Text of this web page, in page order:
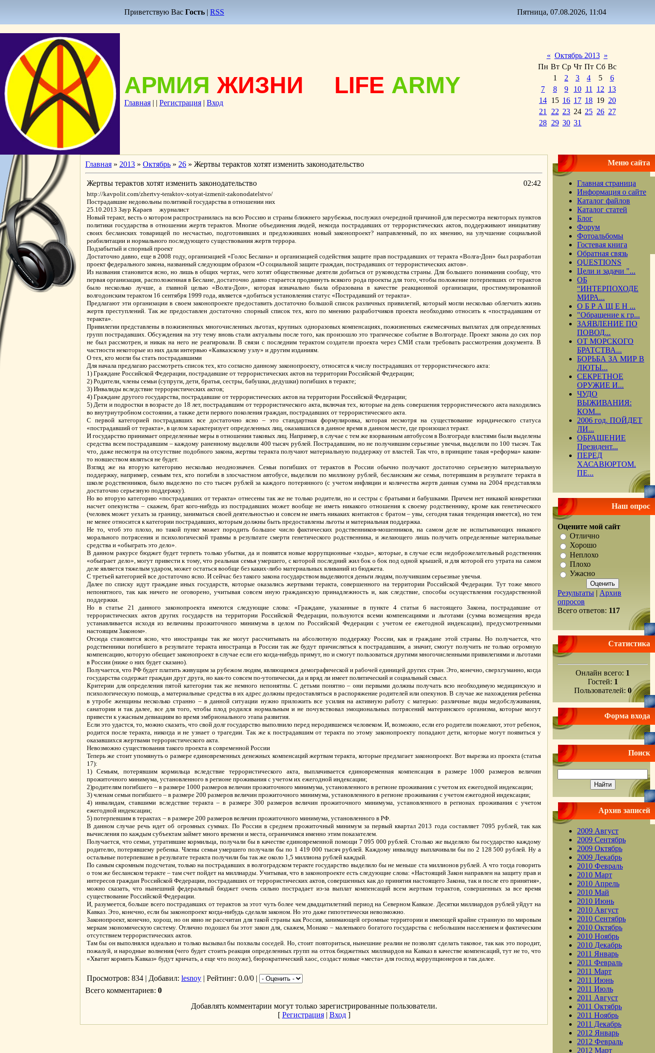
Приветствую Вас Гость | RSS Пятница, 07.08.2026, 11:04
АРМИЯ ЖИЗНИ LIFE ARMY
Главная | | Регистрация | Вход
« Октябрь 2013 »
Пн Вт Ср Чт Пт Сб Вс
1
2 3 4 5
6
7
8 9 10 11 12 13
14 15 16 17 18 19 20
21
22 23 24 25 26 27
28 29 30 31
Главная » 2013 » Октябрь » 26 » Жертвы терактов хотят изменить законодательство
Жертвы терактов хотят изменить законодательство 02:42
http://kavpolit.com/zhertvy-teraktov-xotyat-izmenit-zakonodatelstvo/
Пострадавшие недовольны политикой государства в отношении них
25.10.2013 Заур Караев журналист
Новый теракт, весть о котором распространилась на всю Россию и страны ближнего зарубежья, послужил очередной причиной для пересмотра некоторых пунктов
политики государства в отношении жертв терактов. Многие объединения людей, некогда пострадавших от террористических актов, поддерживают инициативу
своих бесланских товарищей по несчастью, подготовивших и предложивших новый законопроект? направленный, по их мнению, на улучшение социальной
реабилитации и нормального последующего существования жертв террора.
Подзабытый и спорный проект
Достаточно давно, еще в 2008 году, организацией «Голос Беслана» и организацией содействия защите прав пострадавших от теракта «Волга-Дон» был разработан
проект федерального закона, названный следующим образом «О социальной защите граждан, пострадавших от террористических актов».
Из названия становится ясно, но лишь в общих чертах, чего хотят общественные деятели добиться от руководства страны. Для большего понимания сообщу, что
первая организация, расположенная в Беслане, достаточно давно старается продвинуть всякого рода проекты для того, чтобы положение потерпевших от терактов
было несколько лучше, а главной целью «Волга-Дон», которая изначально была образована в качестве реакционной организации, простимулированной
волгодонским терактом 16 сентября 1999 года, является «добиться установления статус «Пострадавший от теракта».
Предлагают эти организации в своем законопроекте предоставить достаточно большой список различных привилегий, который могли несколько облегчить жизнь
жертв преступлений. Так же предоставлен достаточно спорный список тех, кого по мнению разработчиков проекта необходимо относить к «пострадавшим от
теракта».
Привилегии представлены в пожизненных многочисленных льготах, крупных одноразовых компенсациях, пожизненных ежемесячных выплатах для определенных
групп пострадавших. Обсуждения на эту тему вновь стали актуальны после того, как произошло это трагическое событие в Волгограде. Проект закона до сих пор
не был рассмотрен, и никак на него не реагировали. В связи с последним терактом создатели проекта через СМИ стали требовать рассмотрения документа. В
частности некоторые из них дали интервью «Кавказскому узлу» и другим изданиям.
О тех, кто могли бы стать пострадавшими
Для начала предлагаю рассмотреть список тех, кто согласно данному законопроекту, относятся к числу пострадавших от террористического акта:
1) Граждане Российской Федерации, пострадавшие от террористических актов на территории Российской Федерации;
2) Родители, члены семьи (супруги, дети, братья, сестры, бабушки, дедушки) погибших в теракте;
3) Инвалиды вследствие террористических актов;
4) Граждане другого государства, пострадавшие от террористических актов на территории Российской Федерации;
5) Дети и подростки в возрасте до 18 лет, пострадавшим от террористического акта, включая тех, которые на день совершения террористического акта находились
во внутриутробном состоянии, а также дети первого поколения граждан, пострадавших от террористического акта.
С первой категорией пострадавших все достаточно ясно – это стандартная формулировка, которая несмотря на существование юридического статуса
«пострадавший от теракта», в целом характеризует определенных лиц, оказавшихся в данное время в данном месте, где произошел теракт.
И государство принимает определенные меры в отношении таковых лиц. Например, в случае с тем же взорванным автобусом в Волгограде властями были выделены
средства всем пострадавшим – каждому раненному выделили 400 тысяч рублей. Пострадавшим, но не получившим серьезные увечья, выделили по 100 тысяч. Так
что, даже несмотря на отсутствие подобного закона, жертвы теракта получают материальную поддержку от властей. Так что, в принципе такая «реформа» каким-
то новшеством являться не будет.
Взгляд же на вторую категорию несколько неоднозначен. Семьи погибших от терактов в России обычно получают достаточно серьезную материальную
поддержку, например, семьям тех, кто погибли в злосчастном автобусе, выделили по миллиону рублей, бесланским же семья, потерявшим в результате теракта в
школе родственников, было выделено по сто тысяч рублей за каждого потерянного (с учетом инфляции и количества жертв данная сумма на 2004 представляла
достаточно серьезную поддержку).
Но во вторую категорию «пострадавших от теракта» отнесены так же не только родители, но и сестры с братьями и бабушками. Причем нет никакой конкретики
насчет опекунства – скажем, брат кого-нибудь из пострадавших может вообще не иметь никакого отношения к своему родственнику, кроме как генетического
(человек может уехать за границу, заниматься своей деятельностью и совсем не иметь никаких контактов с братом – увы, сегодня такая тенденция имеется), но тем
не менее относится к категории пострадавших, которым должны быть предоставлены льготы и материальная поддержка.
Не то, чтоб это плохо, но такой пункт может породить большое число фактических родственников-мошенников, на самом деле не испытывающих никакого
морального потрясения и психологической травмы в результате смерти генетического родственника, и желающего лишь получить определенные материальные
средства и «обыграть это дело».
В данном ракурсе бюджет будет терпеть только убытки, да и появятся новые коррупционные «ходы», которые, в случае если недоброжелательный родственник
«обыграет дело», могут привести к тому, что реальная семья умершего, с которой последний жил бок о бок под одной крышей, и для которой его утрата на самом
деле является тяжелым ударом, может остаться вообще без каких-либо материальных вливаний из бюджета.
С третьей категорией все достаточно ясно. И сейчас без такого закона государством выделяются деньги людям, получившим серьезные увечья.
Далее по списку идут граждане иных государств, которые оказались жертвами теракта, совершенного на территории Российской Федерации. Тут тоже много
непонятного, так как ничего не оговорено, учитывая совсем иную гражданскую принадлежность и, как следствие, способы осуществления государственной
поддержки.
Но в статье 21 данного законопроекта имеются следующие слова: «Граждане, указанные в пункте 4 статьи 6 настоящего Закона, пострадавшие от
террористических актов других государств на территории Российской Федерации, пользуются всеми компенсациями и льготами (сумма возмещения вреда
устанавливается исходя из величины прожиточного минимума в целом по Российской Федерации с учетом ее ежегодной индексации), предусмотренными
настоящим Законом».
Отсюда становится ясно, что иностранцы так же могут рассчитывать на абсолютную поддержку России, как и граждане этой страны. Но получается, что
родственники погибшего в результате теракта иностранца в России так же будут причисляться к пострадавшим, а значит, смогут получить не только огромную
компенсацию, которую обещает законопроект в случае если его когда-нибудь примут, но и смогут пользоваться другими многочисленными привилегиями и льготами
в России (ниже о них будет сказано).
Получается, что РФ будет платить живущим за рубежом людям, являющимся демографической и рабочей единицей других стран. Это, конечно, сверхгуманно, когда
государства содержат граждан друг друга, но как-то совсем по-утопически, да и вряд ли имеет политический и социальный смысл.
Критерии для определения пятой категории так же немного непонятны. С детьми понятно – они первыми должны получать всю необходимую медицинскую и
психологическую помощь, а материальные средства в их адрес должны предоставляться в распоряжение родителей или опекунов. В случае же нахождения ребенка
в утробе женщины несколько странно – в данной ситуации нужно приложить все усилия на активную работу с матерью: различные виды медобслуживания,
санатории и так далее, все для того, чтобы плод родился нормальным и не почувствовал эмоциональных потрясений материнского организма, которые могут
привести к ужасным девиациям во время эмбрионального этапа развития.
Если это удастся, то, можно сказать, что свой долг государство выполнило перед неродившемся человеком. И, возможно, если его родители пожелают, этот ребенок,
родится после теракта, никогда и не узнает о трагедии. Так же к пострадавшим от теракта по этому законопроекту попадают дети, которые могут появиться у
оказавшихся жертвами террористического акта.
Невозможно существования такого проекта в современной России
Теперь же стоит упомянуть о размере единовременных денежных компенсаций жертвам теракта, которые предлагает законопроект. Вот вырезка из проекта (статья
17):
1) Семьям, потерявшим кормильца вследствие террористического акта, выплачивается единовременная компенсация в размере 1000 размеров величин
прожиточного минимума, установленного в регионе проживания с учетом их ежегодной индексации;
2)родителям погибшего – в размере 1000 размеров величин прожиточного минимума, установленного в регионе проживания с учетом их ежегодной индексации;
3) членам семьи погибшего – в размере 200 размеров величин прожиточного минимума, установленного в регионе проживания с учетом ежегодной индексации;
4) инвалидам, ставшими вследствие теракта – в размере 300 размеров величин прожиточного минимума, установленного в регионах проживания с учетом
ежегодной индексации;
5) потерпевшим в терактах – в размере 200 размеров величин прожиточного минимума, установленного в РФ.
В данном случае речь идет об огромных суммах. По России в среднем прожиточный минимум за первый квартал 2013 года составляет 7095 рублей, так как
вычисления по каждым субъектам займет много времени и места, ограничимся именно этим показателем.
Получается, что семьи, утратившие кормильца, получали бы в качестве единовременной помощи 7 095 000 рублей. Столько же выделяло бы государство каждому
родителю, потерявшему ребенка. Члены семьи умершего получали бы по 1 419 000 тысяч рублей. Каждому инвалиду выплачивали бы по 2 128 500 рублей. Ну а
остальные потерпевшие в результате теракта получили бы так же около 1,5 миллиона рублей каждый.
По самым скромным подсчетам, только на пострадавших в волгоградском теракте государство выделило бы не меньше ста миллионов рублей. А что тогда говорить
о том же бесланском теракте – там счет пойдет на миллиарды. Учитывая, что в законопроекте есть следующие слова: «Настоящий Закон направлен на защиту прав и
интересов граждан Российской Федерации, пострадавших от террористических актов, совершенных как до принятия настоящего Закона, так и после его принятия»,
можно сказать, что нынешний федеральный бюджет очень сильно пострадает из-за выплат компенсаций всем жертвам терактов, совершенных за все время
существование Российской Федерации.
И, разумеется, больше всего пострадавших от терактов за этот чуть более чем двадцатилетний период на Северном Кавказе. Десятки миллиардов рублей уйдут на
Кавказ. Это, конечно, если бы законопроект когда-нибудь сделали законом. Но это даже гипотетически невозможно.
Законопроект, конечно, хорош, но он явно не рассчитан для такой страны как Россия, занимающей огромные территории и имеющей крайне странную по мировым
меркам экономическую систему. Отлично подошел бы этот закон для, скажем, Монако – маленького богатого государства с небольшим населением и фактическим
отсутствием террористических актов.
Там бы он выполнялся идеально и только вызывал бы похвалы соседей. Но, стоит повториться, нынешние реалии не позволят сделать таковое, так как это породит,
пожалуй, и народные волнения (чего будет стоить реакция определенных групп на отток бюджетных миллиардов на Кавказ в качестве компенсаций, тут не то, что
«Хватит кормить Кавказ» будут кричать, а еще что похуже), бюрократический хаос, создаст новые «места» для господ коррупционеров и так далее.
Просмотров: 834 | Добавил: lesnoy | Рейтинг: 0.0/0 |
Всего комментариев: 0
Добавлять комментарии могут только зарегистрированные пользователи.
[ Регистрация| Вход]
Меню сайта
Главная страница
Информация о сайте
Каталог файлов
Каталог статей
Блог
Форум
Фотоальбомы
Гостевая книга
Обратная связь
QUESTIONS
Цели и задачи "...
ОБ
“ИНТЕРПОХОДЕ
МИРА...
О Б Р А Щ Е Н ...
"Обращение к гр...
ЗАЯВЛЕНИЕ ПО
ПОВОД...
ОТ МОРСКОГО
БРАТСТВА...
БОРЬБА ЗА МИР В
ЛЮТЫ...
СЕКРЕТНОЕ
ОРУЖИЕ И...
ЧУДО
ВЫЖИВАНИЯ:
КОМ...
2006 год. ПОЙДЕТ
ЛИ...
ОБРАЩЕНИЕ
Президент...
ПЕРЕД
ХАСАВЮРТОМ.
ПЕ...
Наш опрос
Оцените мой сайт
Отлично
Хорошо
Неплохо
Плохо
Ужасно
Результаты | Архив
опросов
Всего ответов: 117
Статистика
Онлайн всего: 1
Гостей: 1
Пользователей: 0
Форма входа
Поиск
Архив записей
2009 Август
2009 Сентябрь
2009 Октябрь
2009 Декабрь
2010 Февраль
2010 Март
2010 Апрель
2010 Май
2010 Июнь
2010 Август
2010 Сентябрь
2010 Октябрь
2010 Ноябрь
2010 Декабрь
2011 Январь
2011 Февраль
2011 Март
2011 Июнь
2011 Июль
2011 Август
2011 Октябрь
2011 Ноябрь
2011 Декабрь
2012 Январь
2012 Февраль
2012 Март